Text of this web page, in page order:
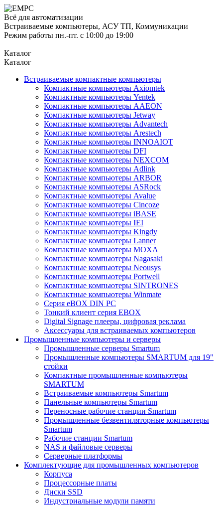
Всё для автоматизации
Встраиваемые компьютеры, АСУ ТП, Коммуникации
Режим работы пн.-пт. с 10:00 до 19:00
Каталог
Каталог
Встраиваемые компактные компьютеры
Компактные компьютеры Axiomtek
Компактные компьютеры Yentek
Компактные компьютеры AAEON
Компактные компьютеры Jetway
Компактные компьютеры Advantech
Компактные компьютеры Arestech
Компактные компьютеры INNOAIOT
Компактные компьютеры DFI
Компактные компьютеры NEXCOM
Компактные компьютеры Adlink
Компактные компьютеры ARBOR
Компактные компьютеры ASRock
Компактные компьютеры Avalue
Компактные компьютеры Cincoze
Компактные компьютеры iBASE
Компактные компьютеры IEI
Компактные компьютеры Kingdy
Компактные компьютеры Lanner
Компактные компьютеры MOXA
Компактные компьютеры Nagasaki
Компактные компьютеры Neousys
Компактные компьютеры Portwell
Компактные компьютеры SINTRONES
Компактные компьютеры Winmate
Серия eBOX DIN PC
Тонкий клиент серия EBOX
Digital Signage плееры, цифровая реклама
Аксессуары для встраиваемых компьютеров
Промышленные компьютеры и серверы
Промышленные серверы Smartum
Промышленные компьютеры SMARTUM для 19"
стойки
Компактные промышленные компьютеры
SMARTUM
Встраиваемые компьютеры Smartum
Панельные компьютеры Smartum
Переносные рабочие станции Smartum
Промышленные безвентиляторные компьютеры
Smartum
Рабочие станции Smartum
NAS и файловые серверы
Серверные платформы
Комплектующие для промышленных компьютеров
Корпуса
Процессорные платы
Диски SSD
Индустриальные модули памяти